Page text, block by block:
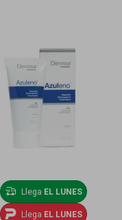
Llega EL LUNES
Llega EL LUNES